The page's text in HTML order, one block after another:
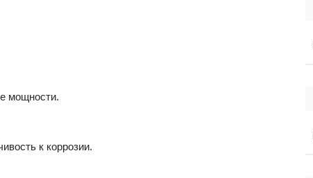
мощности.
к коррозии.